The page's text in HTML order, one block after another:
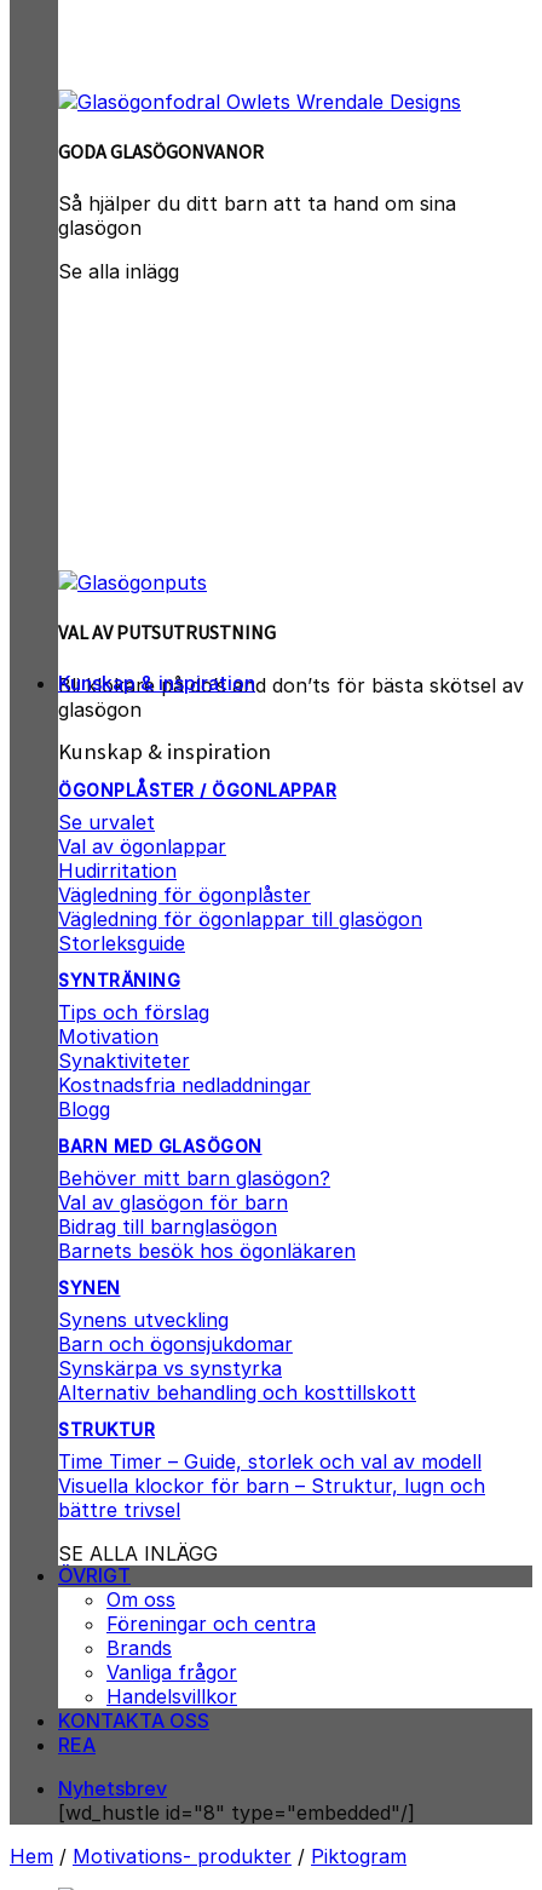
GODA GLASÖGONVANOR
Så hjälper du ditt barn att ta hand om sina
glasögon
Se alla inlägg
VAL AV PUTSUTRUSTNING
Bli klokare på do’s and don’ts för bästa skötsel av
glasögon
Kunskap & inspiration
Kunskap & inspiration
ÖGONPLÅSTER / ÖGONLAPPAR
Se urvalet
Val av ögonlappar
Hudirritation
Vägledning för ögonplåster
Vägledning för ögonlappar till glasögon
Storleksguide
SYNTRÄNING
Tips och förslag
Motivation
Synaktiviteter
Kostnadsfria nedladdningar
Blogg
BARN MED GLASÖGON
Behöver mitt barn glasögon?
Val av glasögon för barn
Bidrag till barnglasögon
Barnets besök hos ögonläkaren
SYNEN
Synens utveckling
Barn och ögonsjukdomar
Synskärpa vs synstyrka
Alternativ behandling och kosttillskott
STRUKTUR
Time Timer – Guide, storlek och val av modell
Visuella klockor för barn – Struktur, lugn och
bättre trivsel
SE ALLA INLÄGG
ÖVRIGT
Om oss
Föreningar och centra
Brands
Vanliga frågor
Handelsvillkor
KONTAKTA OSS
REA
Nyhetsbrev
[wd_hustle id="8" type="embedded"/]
Hem / Motivations- produkter / Piktogram